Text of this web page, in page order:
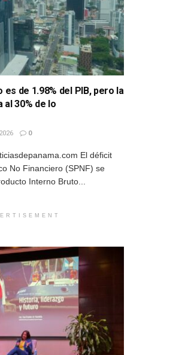
de 1.98% del PIB, pero la
30% de lo
0
El déficit
No Financiero (SPNF) se
Interno Bruto...